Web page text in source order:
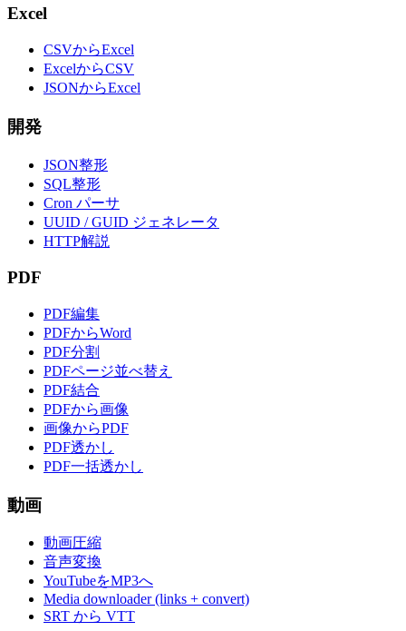
Excel
CSVからExcel
ExcelからCSV
JSONからExcel
開発
JSON整形
SQL整形
Cron パーサ
UUID / GUID ジェネレータ
HTTP解説
PDF
PDF編集
PDFからWord
PDF分割
PDFページ並べ替え
PDF結合
PDFから画像
画像からPDF
PDF透かし
PDF一括透かし
動画
動画圧縮
音声変換
YouTubeをMP3へ
Media downloader (links + convert)
SRT から VTT